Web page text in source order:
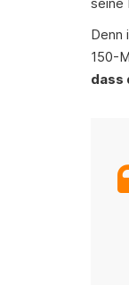
Denn
150-
dass